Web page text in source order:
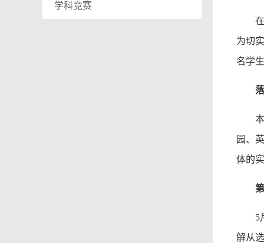
学科竞赛
为切
名学
园、
体的
5
解从